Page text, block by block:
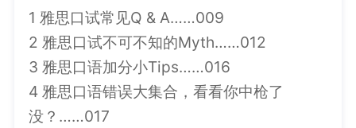
1 雅思口试常见Q & A……009
2 雅思口试不可不知的Myth……012
3 雅思口语加分小Tips……016
4 雅思口语错误大集合，看看你中枪了
没？……017